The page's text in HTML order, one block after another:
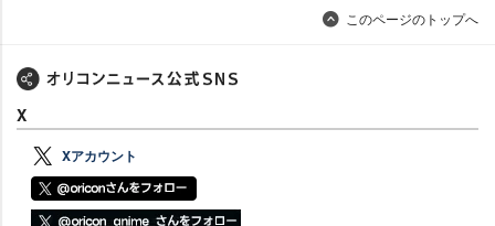
このページのトップへ
X
Xアカウント